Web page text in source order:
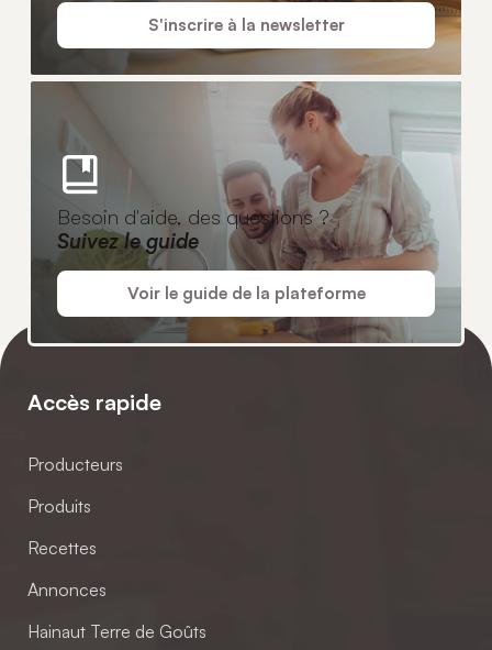
S'inscrire à la newsletter
Besoin d'aide, des questions ?
Suivez le guide
Voir le guide de la plateforme
Accès rapide
Producteurs
Produits
Recettes
Annonces
Hainaut Terre de Goûts